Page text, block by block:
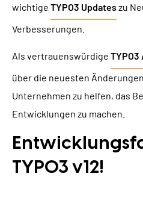
wichtige TYPO3 Updateszu
Verbesserungen.
Als vertrauenswürdige
über die neuesten
Unternehmen zu helfen, das
Entwicklungen zu machen.
TYPO3 v12!